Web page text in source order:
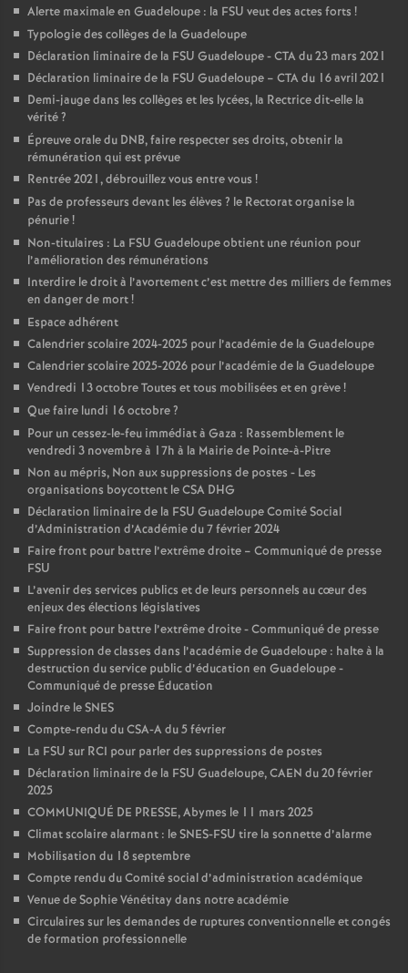
Alerte maximale en Guadeloupe : la FSU veut des actes forts !
Typologie des collèges de la Guadeloupe
Déclaration liminaire de la FSU Guadeloupe - CTA du 23 mars 2021
Déclaration liminaire de la FSU Guadeloupe – CTA du 16 avril 2021
Demi-jauge dans les collèges et les lycées, la Rectrice dit-elle la
vérité?
Épreuve orale du DNB, faire respecter ses droits, obtenir la
rémunération qui est prévue
Rentrée 2021, débrouillez vous entre vous !
Pas de professeurs devant les élèves ? le Rectorat organise la
pénurie!
Non-titulaires : La FSU Guadeloupe obtient une réunion pour
l’amélioration des rémunérations
Interdire le droit à l’avortement c’est mettre des milliers de femmes
en danger de mort!
Espace adhérent
Calendrier scolaire 2024-2025 pour l’académie de la Guadeloupe
Calendrier scolaire 2025-2026 pour l’académie de la Guadeloupe
Vendredi 13 octobre Toutes et tous mobilisées et en grève!
Que faire lundi 16 octobre?
Pour un cessez-le-feu immédiat à Gaza : Rassemblement le
vendredi 3 novembre à 17h à la Mairie de Pointe-à-Pitre
Non au mépris, Non aux suppressions de postes - Les
organisations boycottent le CSA DHG
Déclaration liminaire de la FSU Guadeloupe Comité Social
d’Administration d’Académie du 7 février 2024
Faire front pour battre l’extrême droite – Communiqué de presse
FSU
L’avenir des services publics et de leurs personnels au cœur des
enjeux des élections législatives
Faire front pour battre l’extrême droite - Communiqué de presse
Suppression de classes dans l’académie de Guadeloupe : halte à la
destruction du service public d’éducation en Guadeloupe -
Communiqué de presse Éducation
Joindre le SNES
Compte-rendu du CSA-A du 5 février
La FSU sur RCI pour parler des suppressions de postes
Déclaration liminaire de la FSU Guadeloupe, CAEN du 20 février
2025
COMMUNIQUÉ DE PRESSE, Abymes le 11 mars 2025
Climat scolaire alarmant : le SNES-FSU tire la sonnette d’alarme
Mobilisation du 18 septembre
Compte rendu du Comité social d’administration académique
Venue de Sophie Vénétitay dans notre académie
Circulaires sur les demandes de ruptures conventionnelle et congés
de formation professionnelle